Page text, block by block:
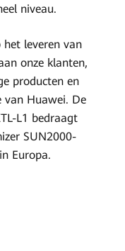
niveau.
leveren van
onze klanten,
producten en
van Huawei. De
L1 bedraagt
SUN2000-
Europa.